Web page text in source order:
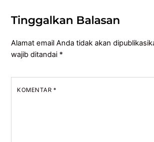
Tinggalkan Balasan
Alamat email Anda tidak akan
wajib ditandai *
KOMENTAR *